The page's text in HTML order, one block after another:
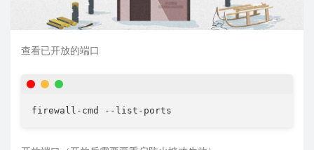
查看已开放的端口